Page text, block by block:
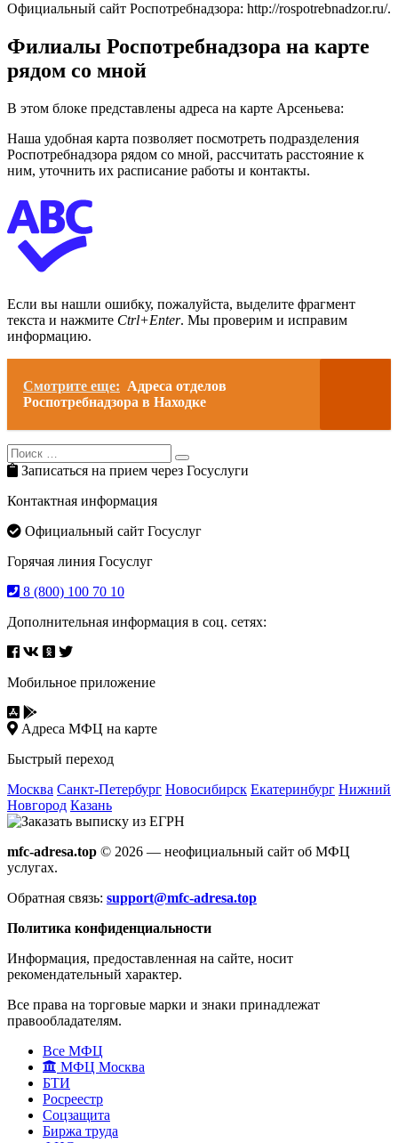
Официальный сайт Роспотребнадзора: http://rospotrebnadzor.ru/.
Филиалы Роспотребнадзора на карте
рядом со мной
В этом блоке представлены адреса на карте Арсеньева:
Наша удобная карта позволяет посмотреть подразделения
Роспотребнадзора рядом со мной, рассчитать расстояние к
ним, уточнить их расписание работы и контакты.
Если вы нашли ошибку, пожалуйста, выделите фрагмент
текста и нажмите Ctrl+Enter. Мы проверим и исправим
информацию.
Смотрите еще: Адреса отделов
Роспотребнадзора в Находке
Search
for:
Search
Записаться на прием через Госуслуги
Контактная информация
Официальный сайт Госуслуг
Горячая линия Госуслуг
8 (800) 100 70 10
Дополнительная информация в соц. сетях:
Мобильное приложение
Адреса МФЦ на карте
Быстрый переход
Москва Санкт-Петербург Новосибирск Екатеринбург Нижний
Новгород Казань
mfc-adresa.top © 2026 — неофициальный сайт об МФЦ
услугах.
Обратная связь: support@mfc-adresa.top
Политика конфиденциальности
Информация, предоставленная на сайте, носит
рекомендательный характер.
Все права на торговые марки и знаки принадлежат
правообладателям.
Все МФЦ
МФЦ Москва
БТИ
Росреестр
Соцзащита
Биржа труда